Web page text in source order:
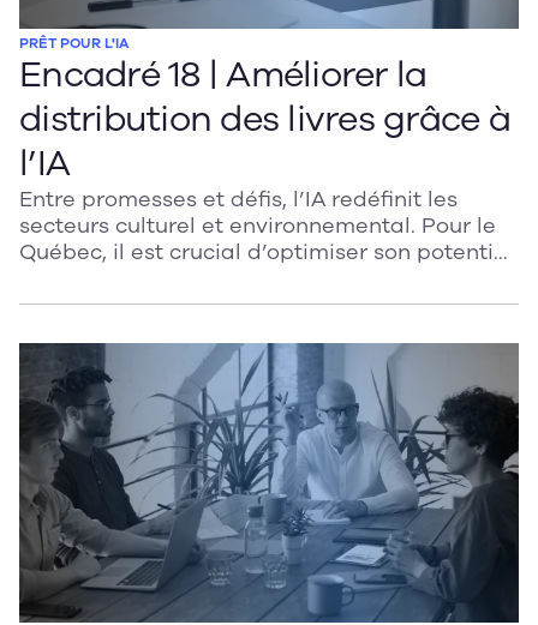
PRÊT POUR L'IA
Encadré 18 | Améliorer la
distribution des livres grâce à
l’IA
Entre promesses et défis, l’IA redéfinit les
secteurs culturel et environnemental. Pour le
Québec, il est crucial d’optimiser son potentiel
droit d’auteur, protéger les artistes, réduire
frugale et durable.